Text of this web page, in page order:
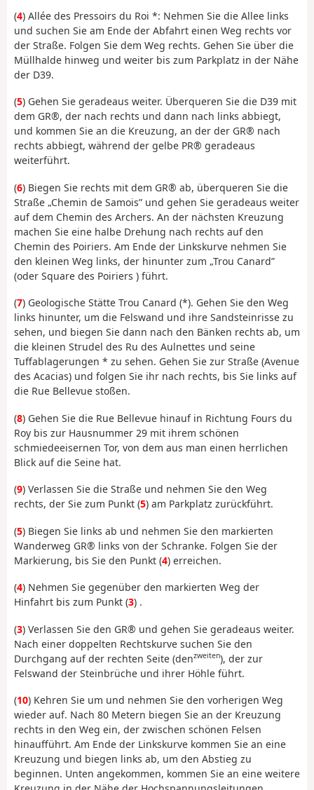
(4) Allée des Pressoirs du Roi *: Nehmen Sie die Allee links
und suchen Sie am Ende der Abfahrt einen Weg rechts vor
der Straße. Folgen Sie dem Weg rechts. Gehen Sie über die
Müllhalde hinweg und weiter bis zum Parkplatz in der Nähe
der D39.
(5) Gehen Sie geradeaus weiter. Überqueren Sie die D39 mit
dem GR®, der nach rechts und dann nach links abbiegt,
und kommen Sie an die Kreuzung, an der der GR® nach
rechts abbiegt, während der gelbe PR® geradeaus
weiterführt.
(6) Biegen Sie rechts mit dem GR® ab, überqueren Sie die
Straße „Chemin de Samois” und gehen Sie geradeaus weiter
auf dem Chemin des Archers. An der nächsten Kreuzung
machen Sie eine halbe Drehung nach rechts auf den
Chemin des Poiriers. Am Ende der Linkskurve nehmen Sie
den kleinen Weg links, der hinunter zum „Trou Canard”
(oder Square des Poiriers ) führt.
(7) Geologische Stätte Trou Canard (*). Gehen Sie den Weg
links hinunter, um die Felswand und ihre Sandsteinrisse zu
sehen, und biegen Sie dann nach den Bänken rechts ab, um
die kleinen Strudel des Ru des Aulnettes und seine
Tuffablagerungen * zu sehen. Gehen Sie zur Straße (Avenue
des Acacias) und folgen Sie ihr nach rechts, bis Sie links auf
die Rue Bellevue stoßen.
(8) Gehen Sie die Rue Bellevue hinauf in Richtung Fours du
Roy bis zur Hausnummer 29 mit ihrem schönen
schmiedeeisernen Tor, von dem aus man einen herrlichen
Blick auf die Seine hat.
(9) Verlassen Sie die Straße und nehmen Sie den Weg
rechts, der Sie zum Punkt (5) am Parkplatz zurückführt.
(5) Biegen Sie links ab und nehmen Sie den markierten
Wanderweg GR® links von der Schranke. Folgen Sie der
Markierung, bis Sie den Punkt (4) erreichen.
(4) Nehmen Sie gegenüber den markierten Weg der
Hinfahrt bis zum Punkt (3) .
(3) Verlassen Sie den GR® und gehen Sie geradeaus weiter.
Nach einer doppelten Rechtskurve suchen Sie den
Durchgang auf der rechten Seite (denzweiten), der zur
Felswand der Steinbrüche und ihrer Höhle führt.
(10) Kehren Sie um und nehmen Sie den vorherigen Weg
wieder auf. Nach 80 Metern biegen Sie an der Kreuzung
rechts in den Weg ein, der zwischen schönen Felsen
hinaufführt. Am Ende der Linkskurve kommen Sie an eine
Kreuzung und biegen links ab, um den Abstieg zu
beginnen. Unten angekommen, kommen Sie an eine weitere